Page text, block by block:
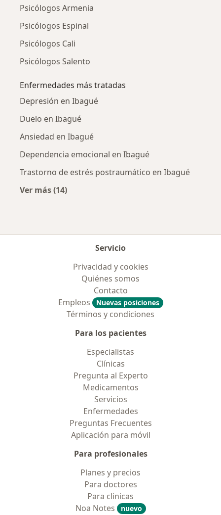
Psicólogos Armenia
Psicólogos Espinal
Psicólogos Cali
Psicólogos Salento
Enfermedades más tratadas
Depresión en Ibagué
Duelo en Ibagué
Ansiedad en Ibagué
Dependencia emocional en Ibagué
Trastorno de estrés postraumático en Ibagué
Ver más (14)
Servicio
Privacidad y cookies
Quiénes somos
Contacto
Empleos
Nuevas posiciones
Términos y condiciones
Para los pacientes
Especialistas
Clínicas
Pregunta al Experto
Medicamentos
Servicios
Enfermedades
Preguntas Frecuentes
Aplicación para móvil
Para profesionales
Planes y precios
Para doctores
Para clinicas
Noa Notes
nuevo